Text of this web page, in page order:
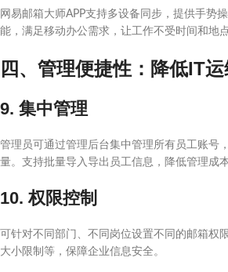
网易邮箱大师APP支持多设备同步，提供手势
能，满足移动办公需求，让工作不受时间和地点
四、管理便捷性：降低IT
9. 集中管理
管理员可通过管理后台集中管理所有员工账号
量。支持批量导入导出员工信息，降低管理成本
10. 权限控制
可针对不同部门、不同岗位设置不同的邮箱权
大小限制等，保障企业信息安全。